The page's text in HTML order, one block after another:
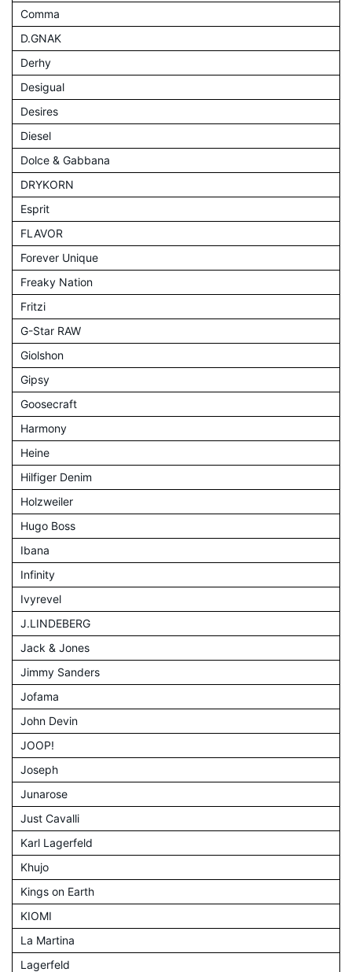
Comma
D.GNAK
Derhy
Desigual
Desires
Diesel
Dolce & Gabbana
DRYKORN
Esprit
FLAVOR
Forever Unique
Freaky Nation
Fritzi
G-Star RAW
Giolshon
Gipsy
Goosecraft
Harmony
Heine
Hilfiger Denim
Holzweiler
Hugo Boss
Ibana
Infinity
Ivyrevel
J.LINDEBERG
Jack & Jones
Jimmy Sanders
Jofama
John Devin
JOOP!
Joseph
Junarose
Just Cavalli
Karl Lagerfeld
Khujo
Kings on Earth
KIOMI
La Martina
Lagerfeld